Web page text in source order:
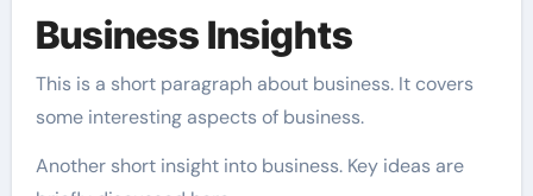
Business Insights
This is a short paragraph about business. It covers
some interesting aspects of business.
Another short insight into business. Key ideas are